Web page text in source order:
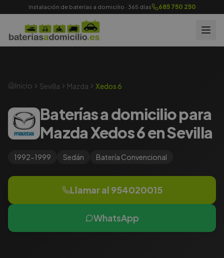
Instalación de baterías a domicilio · 365 días 685 750 250
Inicio Sevilla Mazda Xedos 6
Baterías a domicilio para
Mazda Xedos 6 en Sevilla
1992-1999 Sedán Batería Convencional
Llamar al 954020015
WhatsApp